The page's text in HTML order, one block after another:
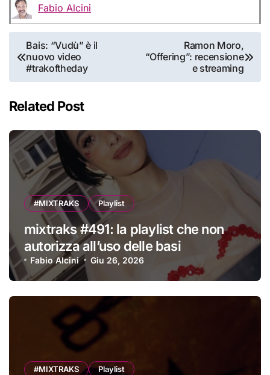
Fabio Alcini
Navigazione
articoli
Bais: “Vudù” è il
nuovo video
#trakoftheday
Ramon Moro,
“Offering”: recensione
e streaming
Related Post
#MIXTRAKS Playlist
mixtraks #491: la playlist che non
autorizza all’uso delle basi
Fabio Alcini Giu 26, 2026
#MIXTRAKS Playlist